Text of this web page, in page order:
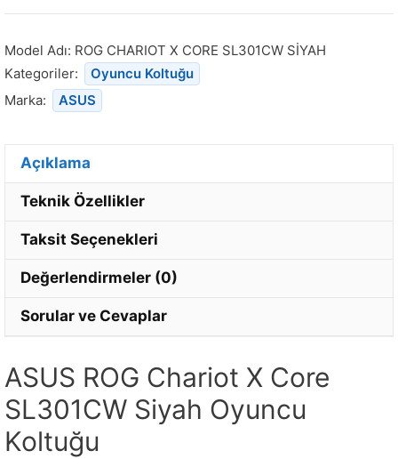
Model Adı: ROG CHARIOT X CORE SL301CW SİYAH
Kategoriler:
Oyuncu Koltuğu
Marka:
ASUS
Açıklama
Teknik Özellikler
Taksit Seçenekleri
Değerlendirmeler (0)
Sorular ve Cevaplar
ASUS ROG Chariot X Core
SL301CW Siyah Oyuncu
Koltuğu